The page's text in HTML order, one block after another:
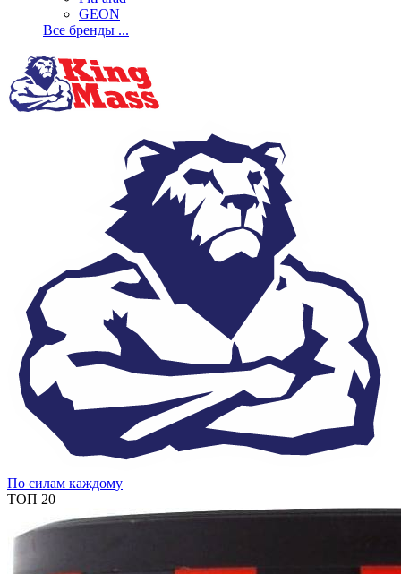
GEON
Все бренды ...
По силам каждому
ТОП 20